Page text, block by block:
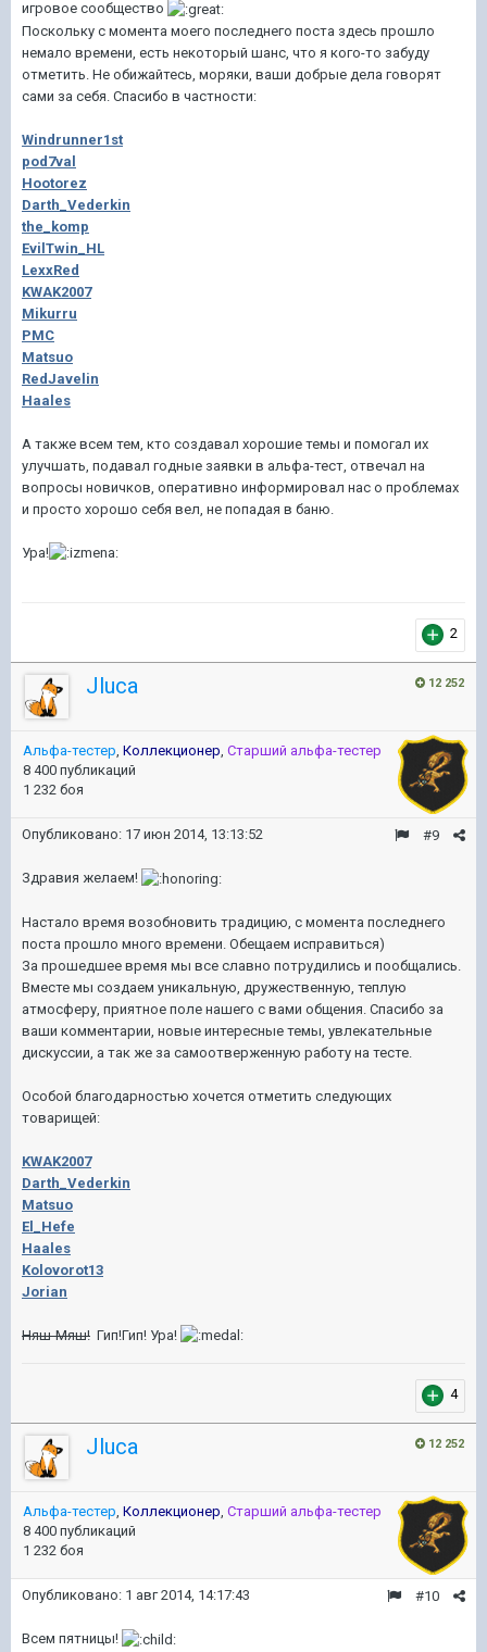
игровое сообщество
Поскольку с момента моего последнего поста здесь прошло
немало времени, есть некоторый шанс, что я кого-то забуду
отметить. Не обижайтесь, моряки, ваши добрые дела говорят
сами за себя. Спасибо в частности:
Windrunner1st
pod7val
Hootorez
Darth_Vederkin
the_komp
EvilTwin_HL
LexxRed
KWAK2007
Mikurru
PMC
Matsuo
RedJavelin
Haales
А также всем тем, кто создавал хорошие темы и помогал их
улучшать, подавал годные заявки в альфа-тест, отвечал на
вопросы новичков, оперативно информировал нас о проблемах
и просто хорошо себя вел, не попадая в баню.
Ура!
2
12 252
Jluca
Альфа-тестер, Коллекционер, Старший альфа-тестер
8 400 публикаций
1 232 боя
#9
Опубликовано: 17 июн 2014, 13:13:52
Здравия желаем!
Настало время возобновить традицию, с момента последнего
поста прошло много времени. Обещаем исправиться)
За прошедшее время мы все славно потрудились и пообщались.
Вместе мы создаем уникальную, дружественную, теплую
атмосферу, приятное поле нашего с вами общения. Спасибо за
ваши комментарии, новые интересные темы, увлекательные
дискуссии, а так же за самоотверженную работу на тесте.
Особой благодарностью хочется отметить следующих
товарищей:
KWAK2007
Darth_Vederkin
Matsuo
El_Hefe
Haales
Kolovorot13
Jorian
Няш-Мяш! Гип!Гип! Ура!
4
12 252
Jluca
Альфа-тестер, Коллекционер, Старший альфа-тестер
8 400 публикаций
1 232 боя
#10
Опубликовано: 1 авг 2014, 14:17:43
Всем пятницы!